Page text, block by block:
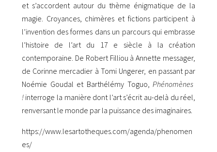
et s’accordent autour du thème énigmatique de la
magie. Croyances, chimères et fictions participent à
l’invention des formes dans un parcours qui embrasse
l’histoire de l’art du 17
e
siècle à la création
contemporaine. De Robert Filliou à Annette messager,
de Corinne mercadier à Tomi Ungerer, en passant par
Noémie Goudal et Barthélémy Toguo, Phénomènes
! interroge la manière dont l’art s’écrit au-delà du réel,
renversant le monde par la puissance des imaginaires.
https://www.lesartotheques.com/agenda/phenomen
es/